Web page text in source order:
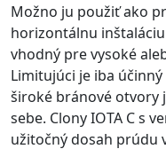
Možno ju použiť ako
horizontálnu
vhodný pre vysoké
Limitujúci je iba
široké bránové otvory
sebe. Clony IOTA C s
užitočný dosah prúdu